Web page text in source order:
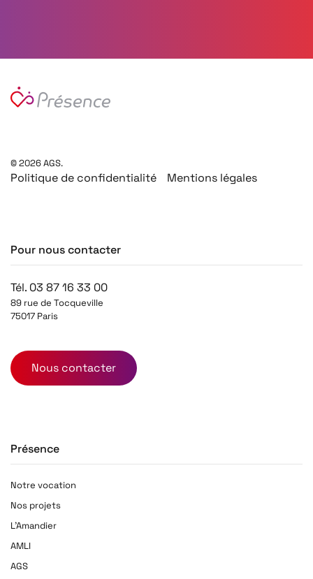
©2026AGS.
Politique de confidentialité Mentions légales
Pour nous contacter
Tél. 03 87 16 33 00
89 rue de Tocqueville
75017 Paris
Nous contacter
Présence
Notre vocation
Nos projets
L'Amandier
AMLI
AGS